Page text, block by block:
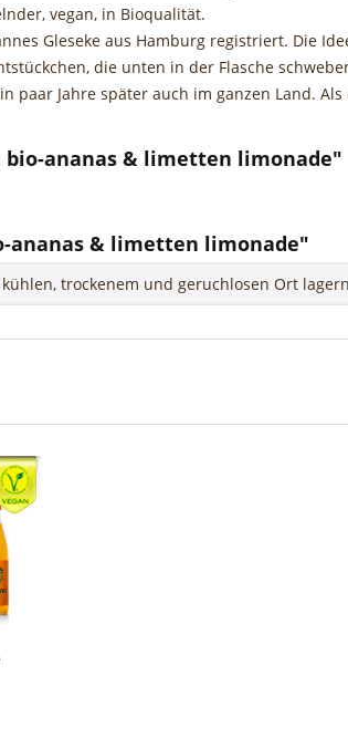
vegan, in Bioqualität.
Gleseke aus Hamburg registriert. Die
die unten in der Flasche
paar Jahre später auch im ganzen Land.
ananas & limetten limonade"
ananas & limetten limonade"
trockenem und geruchlosen Ort